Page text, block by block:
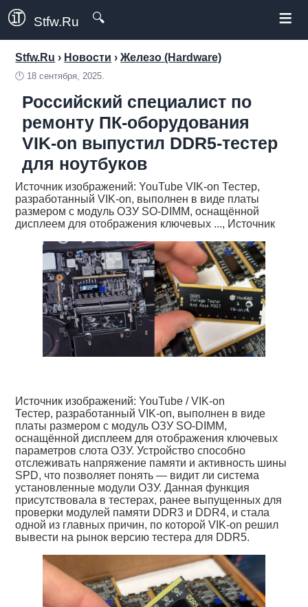
Stfw.Ru 🔍 ≡
Stfw.Ru › Новости ›Железо (Hardware)
🕛 18 сентября, 2025.
Российский специалист по
ремонту ПК-оборудования
VIK-on выпустил DDR5-тестер
для ноутбуков
Источник изображений: YouTube VIK-on Тестер,
разработанный VIK-on, выполнен в виде платы
размером с модуль ОЗУ SO-DIMM, оснащённой
дисплеем для отображения ключевых ..., Источник
Источник изображений: YouTube / VIK-on
Тестер, разработанный VIK-on, выполнен в виде
платы размером с модуль ОЗУ SO-DIMM,
оснащённой дисплеем для отображения ключевых
параметров слота ОЗУ. Устройство способно
отслеживать напряжение памяти и активность шины
SPD, что позволяет понять — видит ли система
установленные модули ОЗУ. Данная функция
присутствовала в тестерах, ранее выпущенных для
проверки модулей памяти DDR3 и DDR4, и стала
одной из главных причин, по которой VIK-on решил
вывести на рынок версию тестера для DDR5.